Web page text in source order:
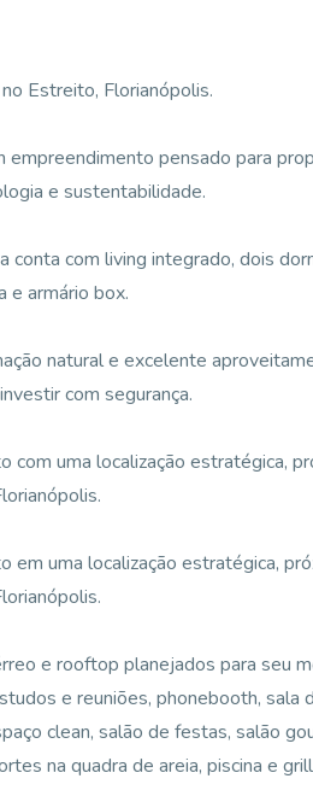
Estreito, Florianópolis.
pensado para
e sustentabilidade.
conta com living integrado, dois
e armário box.
natural e excelente
com segurança.
com uma localização estratégica,
em uma localização estratégica,
e rooftop planejados para seu
e reuniões, phonebooth, sala
clean, salão de festas, salão
na quadra de areia, piscina e